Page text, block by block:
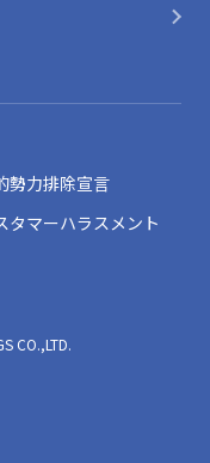
勢力排除宣言
タマーハラスメント
CO.,LTD.